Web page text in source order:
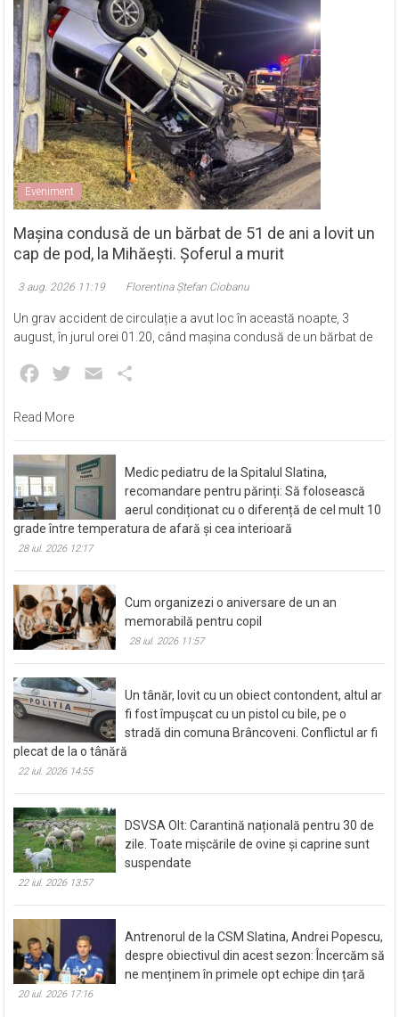
Eveniment
Mașina condusă de un bărbat de 51 de ani a lovit un
cap de pod, la Mihăești. Șoferul a murit
3 aug. 2026 11:19 Florentina Ștefan Ciobanu
Un grav accident de circulație a avut loc în această noapte, 3
august, în jurul orei 01.20, când mașina condusă de un bărbat de
Facebook
Twitter Email
Read More
Medic pediatru de la Spitalul Slatina,
recomandare pentru părinți: Să folosească
aerul condiționat cu o diferență de cel mult 10
grade între temperatura de afară și cea interioară
28 iul. 2026 12:17
Cum organizezi o aniversare de un an
memorabilă pentru copil
28 iul. 2026 11:57
Un tânăr, lovit cu un obiect contondent, altul ar
fi fost împușcat cu un pistol cu bile, pe o
stradă din comuna Brâncoveni. Conflictul ar fi
plecat de la o tânără
22 iul. 2026 14:55
DSVSA Olt: Carantină națională pentru 30 de
zile. Toate mișcările de ovine și caprine sunt
suspendate
22 iul. 2026 13:57
Antrenorul de la CSM Slatina, Andrei Popescu,
despre obiectivul din acest sezon: Încercăm să
ne menținem în primele opt echipe din țară
20 iul. 2026 17:16